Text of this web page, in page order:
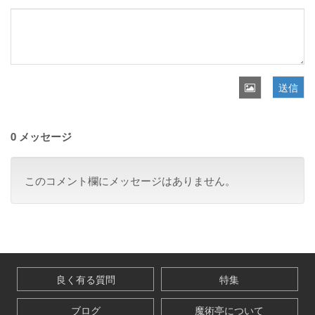
送信
0 メッセージ
このコメント欄にメッセージはありません。
良く有る質問 特集
ブログ 魔術亭について